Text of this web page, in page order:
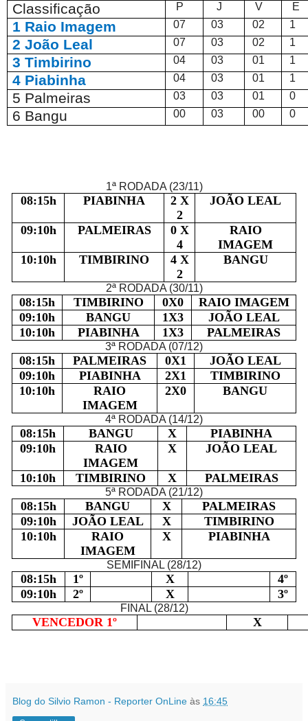
Classificação P J V E
1 Raio Imagem 07 03 02 1
2 João Leal 07 03 02 1
3 Timbirino 04 03 01 1
4 Piabinha 04 03 01 1
5 Palmeiras 03 03 01 0
6 Bangu 00 03 00 0
1ª RODADA (23/11)
08:15h PIABINHA
2 X
2
JOÃO LEAL
09:10h PALMEIRAS
0 X
4
RAIO
IMAGEM
10:10h
TIMBIRINO
4 X
2
BANGU
2ª RODADA (30/11)
08:15h TIMBIRINO 0X0
RAIO IMAGEM
09:10h
BANGU 1X3
JOÃO LEAL
10:10h
PIABINHA 1X3 PALMEIRAS
3ª RODADA (07/12)
08:15h PALMEIRAS 0X1
JOÃO LEAL
09:10h
PIABINHA 2X1
TIMBIRINO
10:10h
RAIO
IMAGEM
2X0 BANGU
4ª RODADA (14/12)
08:15h BANGU X
PIABINHA
09:10h
RAIO
IMAGEM
X JOÃO LEAL
10:10h TIMBIRINO X PALMEIRAS
5ª RODADA (21/12)
08:15h BANGU X
PALMEIRAS
09:10h
JOÃO LEAL X
TIMBIRINO
10:10h
RAIO
IMAGEM
X PIABINHA
SEMIFINAL (28/12)
08:15h 1º X
4º
09:10h
2º X 3º
FINAL (28/12)
VENCEDOR 1º X
Blog do Silvio Ramon - Reporter OnLine às 16:45